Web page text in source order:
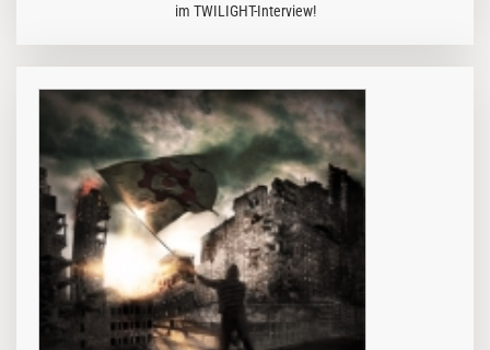
im TWILIGHT-Interview!